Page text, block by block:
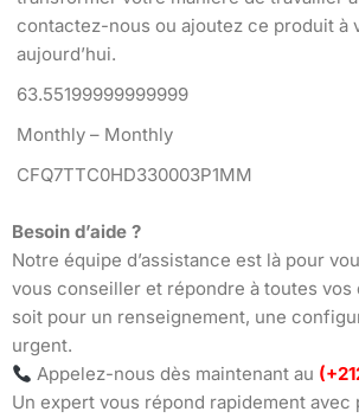
contactez-nous ou ajoutez ce produit à
aujourd’hui.
63.55199999999999
Monthly – Monthly
CFQ7TTC0HD330003P1MM
Besoin d’aide ?
Notre équipe d’assistance est là pour
vous conseiller et répondre à toutes vos
soit pour un renseignement, une
urgent.
Appelez-nous dès maintenant au
Un expert vous répond rapidement